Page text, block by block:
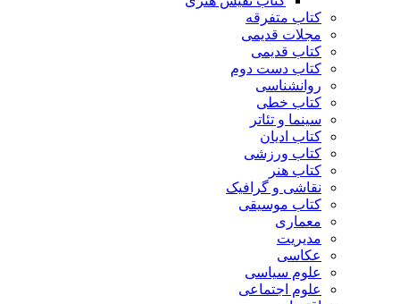
کتاب متفرقه
مجلات قدیمی
کتاب قدیمی
کتاب دست دوم
روانشناسی
کتاب خطی
سینما و تئاتر
کتاب ادیان
کتاب ورزشی
کتاب هنر
نقاشی و گرافیک
کتاب موسیقی
معماری
مدیریت
عکاسی
علوم سیاسی
علوم اجتماعی